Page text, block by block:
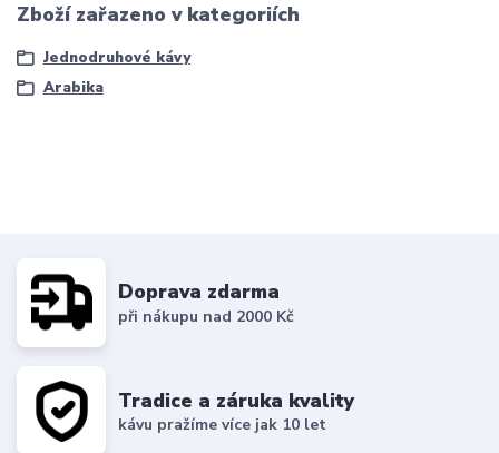
Zboží zařazeno v kategoriích
Jednodruhové kávy
Arabika
Doprava zdarma
při nákupu nad 2000 Kč
Tradice a záruka kvality
kávu pražíme více jak 10 let